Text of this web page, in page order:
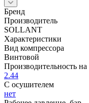
Бренд
Производитель
SOLLANT
Характеристики
Вид компрессора
Винтовой
Производительность
2.44
С осушителем
нет